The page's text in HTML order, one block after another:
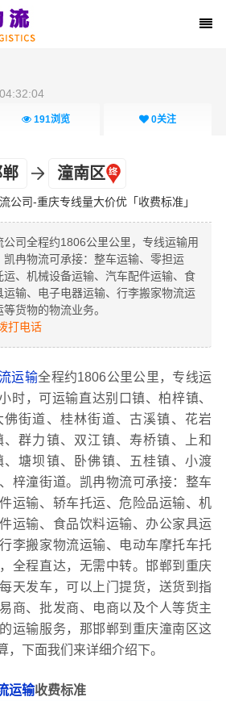
191浏览 0关注
潼南区
公司-重庆专线量大价优「收费标准」
司全程约1806公里公里，专线运输用
凯冉物流可承接：整车运输、零担运
、机械设备运输、汽车配件运输、食
输、电子电器运输、行李搬家物流运
货物的物流业务。
打电话
运输全程约1806公里公里，专线运
时，可运输直达别口镇、柏梓镇、
街道、桂林街道、古溪镇、花岩
群力镇、双江镇、寿桥镇、上和
塘坝镇、卧佛镇、五桂镇、小渡
梓潼街道。凯冉物流可承接：整车
运输、轿车托运、危险品运输、机
运输、食品饮料运输、办公家具运
李搬家物流运输、电动车摩托车托
全程直达，无需中转。邯郸到重庆
天发车，可以上门提货，送货到指
商、批发商、电商以及个人等货主
运输服务，那邯郸到重庆潼南区这
，下面我们来详细介绍下。
运输收费标准